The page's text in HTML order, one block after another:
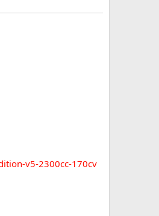
v5-2300cc-170cv